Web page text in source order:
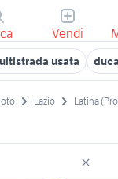
Vendi
usata
Lazio Latina